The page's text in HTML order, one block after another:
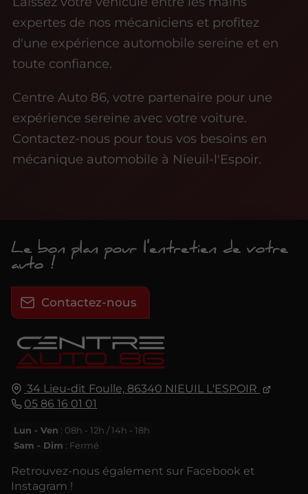
expertes de nos mécaniciens et profitez
d'une expérience automobile sereine et en
toute confiance.
Centre Auto 86, votre partenaire pour une
expérience sereine avec votre voiture.
Contactez-nous pour tous vos besoins en
mécanique automobile à Nieuil-l'Espoir.
34 Lieu-dit Foulle, 86340 NIEUIL L'ESPOIR
05 86 16 01 01
Lun - Ven : 08h - 12h / 14h - 18h
Sam - Dim : Fermé
Retrouvez-nous également sur Facebook et
Instagram !
Le bon plan pour l'entretien de votre
auto !
Contactez-nous